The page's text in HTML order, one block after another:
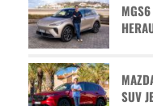
SUV